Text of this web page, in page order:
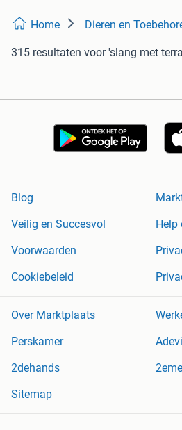
Home Dieren en
315 resultaten voor 'slang met
Blog
Veilig en Succesvol
Help
Voorwaarden
Cookiebeleid
Over Marktplaats
Perskamer
2dehands
Sitemap